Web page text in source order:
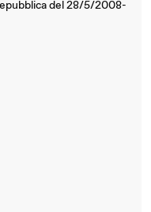
del 28/5/2008-